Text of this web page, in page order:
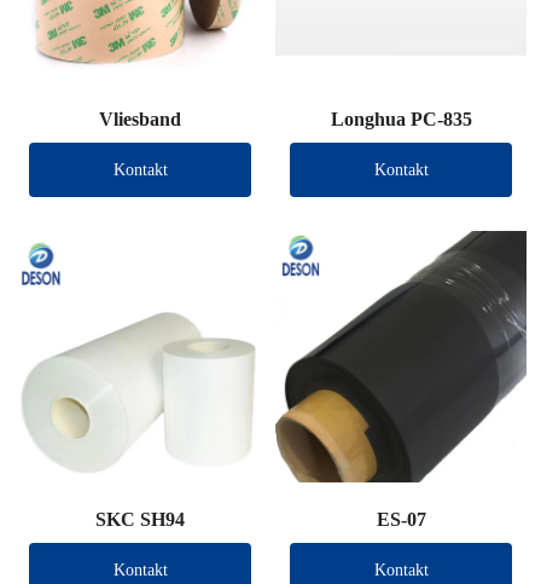
Vliesband
Kontakt
Longhua PC-835
Kontakt
SKC SH94
Kontakt
ES-07
Kontakt